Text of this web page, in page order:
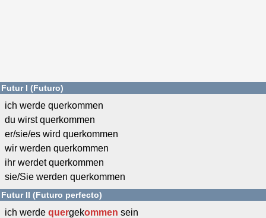
Futur I (Futuro)
ich werde querkommen
du wirst querkommen
er/sie/es wird querkommen
wir werden querkommen
ihr werdet querkommen
sie/Sie werden querkommen
Futur II (Futuro perfecto)
ich werde quergekommen sein